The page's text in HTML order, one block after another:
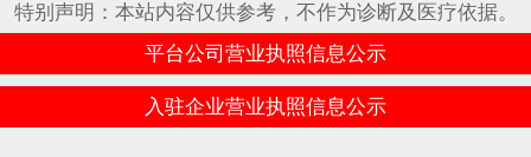
特别声明：本站内容仅供参考，不作为诊断及医疗依据。
平台公司营业执照信息公示
入驻企业营业执照信息公示